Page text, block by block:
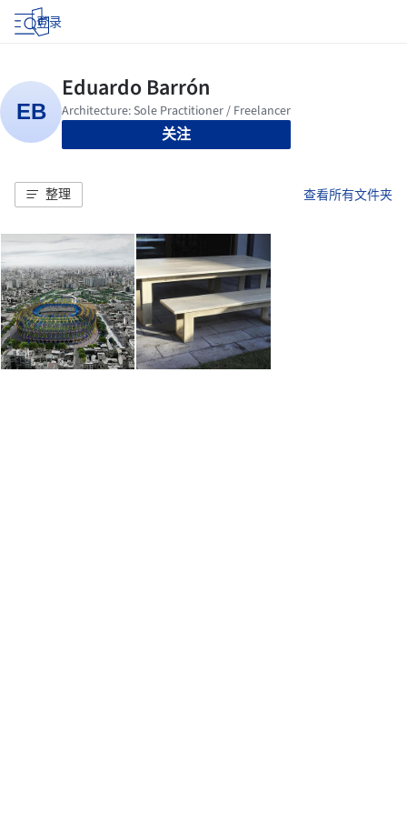
登录
关注
整理 查看所有文件夹